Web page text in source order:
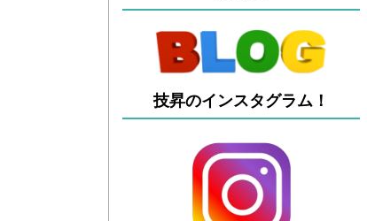
技昇のインスタグラム！